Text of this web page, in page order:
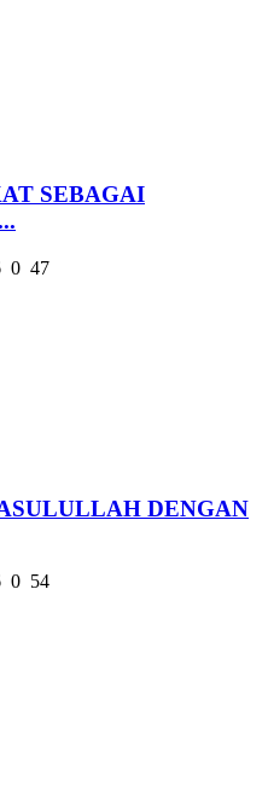
SEBAGAI
0 47
DENGAN
0 54